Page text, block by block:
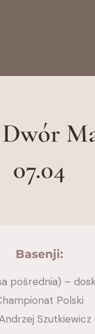
07.04
Basenji:
pośrednia) –
Polski
Szutkiewicz